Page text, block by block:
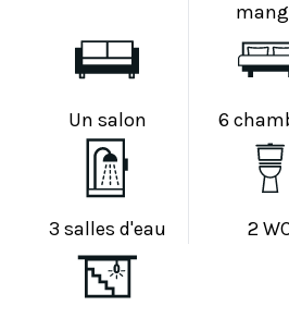
Un salon 6
3 salles d'eau 2